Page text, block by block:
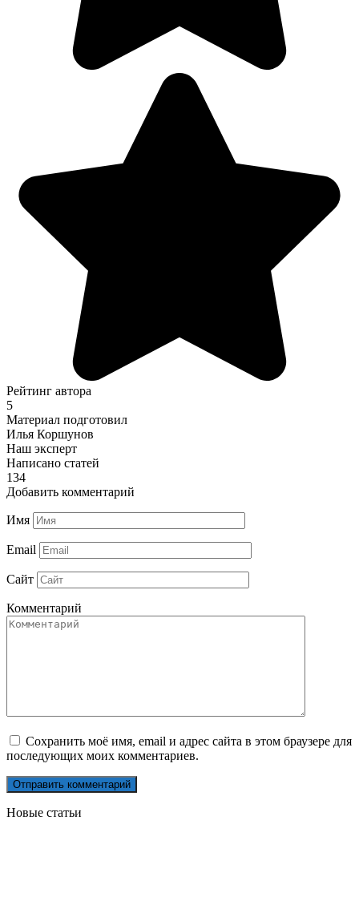
Рейтинг автора
5
Материал подготовил
Илья Коршунов
Наш эксперт
Написано статей
134
Добавить комментарий
Имя
Email
Сайт
Комментарий
Сохранить моё имя, email и адрес сайта в этом браузере для
последующих моих комментариев.
Новые статьи